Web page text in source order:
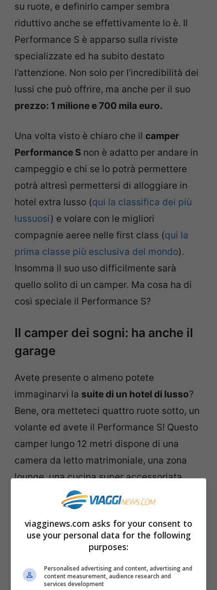
su ruote, e definirlo camper sembra
riduttivo anche se effettivamente lo è. Il
Performance S è apparso sulla riviste
specializzate ed ha subito destato
l’attenzione. Non solo per l’incredibilità dei
lussi che può offrire, ma anche per il suo
prezzo: 1 milione e 700 mila euro.
Una volta visto è chiaro che il camper
Performance S non è adatto per andare in
campeggio e chi se lo potrà permettere
potrà altresì permettersi di alloggiare in
hotel extra lusso (qui la classifica dei più
lussuosi) e volare con le migliori
compagnie aeree nelle first class (qui la
prima classe più esclusiva del mondo).
Insomma il suo uso difficilmente sarà
quello solito di un camper. Ma cosa ha di
così speciale il Performance S?
Il camper dei sogni: ha anche il
garage
Avete presente o almeno potete
immaginarvi la suite di un hotel di lusso?
Bene, ora metteteci quattro ruote sotto, un
volante ed avete il Performance S! Questo
camper lungo 12 metri dispone di una
camera da letto matrimoniale, una zona
lounge, una cucina super accessoriata,
schermi tv, bagno con doccia sensoriale.
Una tecnologia all’avanguardia permette
tramite uno schermo di comandare gran
parte delle funzionalità
viagginews.com asks for your consent to
use your personal data for the following
purposes:
Personalised advertising and content, advertising and
content measurement, audience research and
services development